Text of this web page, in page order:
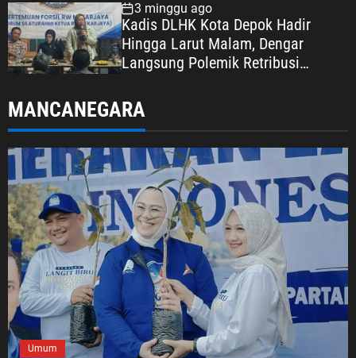
3 minggu ago
Kadis DLHK Kota Depok Hadir
Hingga Larut Malam, Dengar
Langsung Polemik Retribusi
MANCANEGARA
Umum